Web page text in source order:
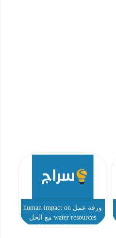
ورقة عمل human impact on
water resources مع الحل